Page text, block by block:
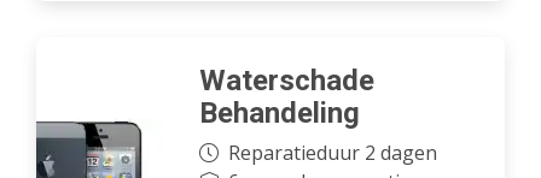
Waterschade
Behandeling
Reparatieduur 2 dagen